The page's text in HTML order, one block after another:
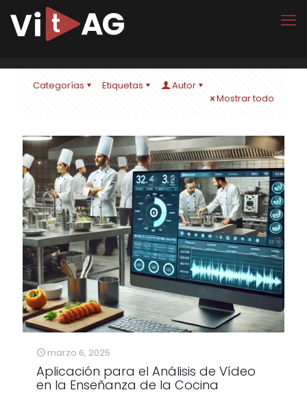
Categorías Etiquetas
Autor
Mostrar todo
marzo 6, 2025
Aplicación para el Análisis de Vídeo
en la Enseñanza de la Cocina